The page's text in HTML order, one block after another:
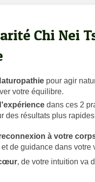
Chi Nei
pour agir
votre équilibre.
dans ces 2
des résultats plus
à votre
de guidance dans votre
, de votre intuition va